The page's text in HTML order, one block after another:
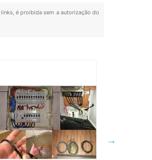
é proibida sem a autorização do